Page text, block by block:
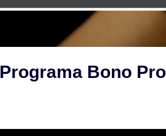
Programa Bono